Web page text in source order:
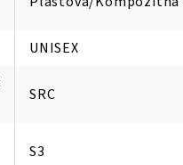
UNISEX
SRC
S3